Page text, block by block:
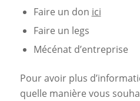
Faire un don ici
Faire un legs
Mécénat d’entreprise
Pour avoir plus
quelle manière vous